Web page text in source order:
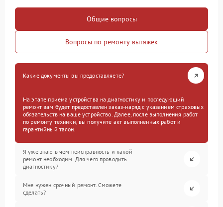
Общие вопросы
Вопросы по ремонту вытяжек
Какие документы вы предоставляете?
На этапе приема устройства на диагностику и последующий
ремонт вам будет предоставлен заказ-наряд с указанием страховых
обязательств на ваше устройство. Далее, после выполнения работ
по ремонту техники, вы получите акт выполненных работ и
гарантийный талон.
Я уже знаю в чем неисправность и какой
ремонт необходим. Для чего проводить
диагностику?
Мне нужен срочный ремонт. Сможете
сделать?